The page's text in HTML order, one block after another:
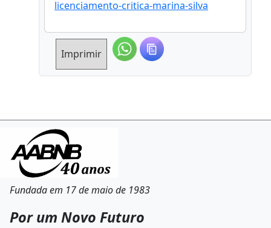
licenciamento-critica-marina-silva
Imprimir
Fundada em 17 de maio de 1983
Por um Novo Futuro